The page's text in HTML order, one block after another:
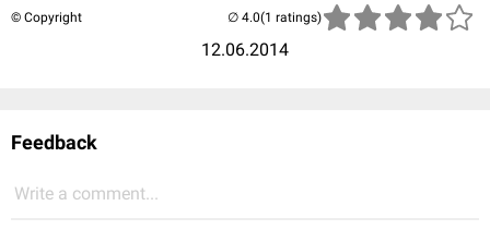
© Copyright
12.06.2014
(1 ratings)
Feedback
Write a comment...